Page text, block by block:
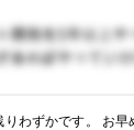
わずかです。 お早